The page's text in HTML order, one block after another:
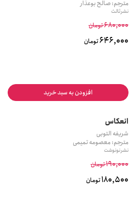
مترجم: صالح بوعذار
نشر ثالث
680,000تومان
646,000تومان
افزودن به سبد خرید
انعکاس
شریفه التوبی
مترجم: معصومه تمیمی
نشر نونوشت
190,000تومان
180,500تومان